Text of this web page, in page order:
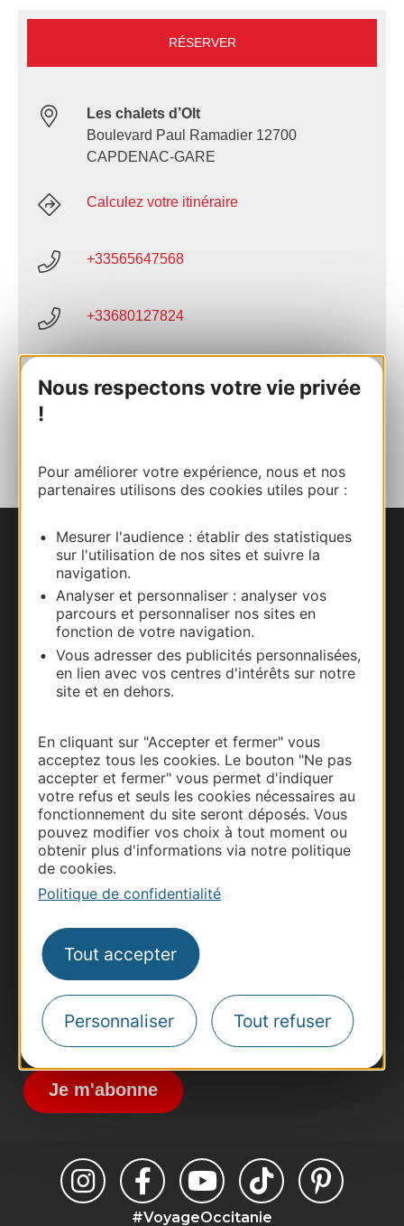
Nous respectons votre vie privée
!
Pour améliorer votre expérience, nous et nos
partenaires utilisons des cookies utiles pour :
Mesurer l'audience : établir des statistiques
sur l'utilisation de nos sites et suivre la
navigation.
Analyser et personnaliser : analyser vos
parcours et personnaliser nos sites en
fonction de votre navigation.
Vous adresser des publicités personnalisées,
en lien avec vos centres d'intérêts sur notre
site et en dehors.
En cliquant sur "Accepter et fermer" vous
acceptez tous les cookies. Le bouton "Ne pas
accepter et fermer" vous permet d'indiquer
votre refus et seuls les cookies nécessaires au
fonctionnement du site seront déposés. Vous
pouvez modifier vos choix à tout moment ou
obtenir plus d'informations via notre politique
de cookies.
Politique de confidentialité
Tout accepter
Personnaliser Tout refuser
RÉSERVER
Les chalets d’Olt
Boulevard Paul Ramadier 12700
CAPDENAC-GARE
Calculez votre itinéraire
+33565647568
+33680127824
Nous contacter
Carte interactive
Documentation
Thermalisme
Business/Mice
Site presse et d'influence
Voyagistes
Inscrivez-vous à la lettre d'information
Destination Occitanie pour recevoir des
Je m'abonne
#VoyageOccitanie